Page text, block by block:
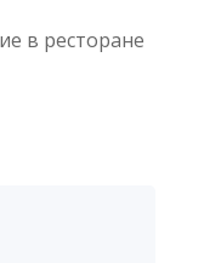
в ресторане